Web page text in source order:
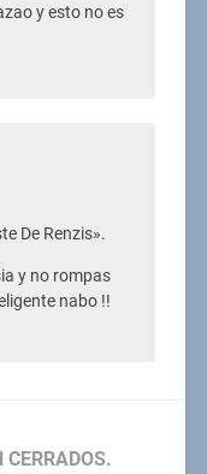
y esto no es
De Renzis».
y no rompas
nabo !!